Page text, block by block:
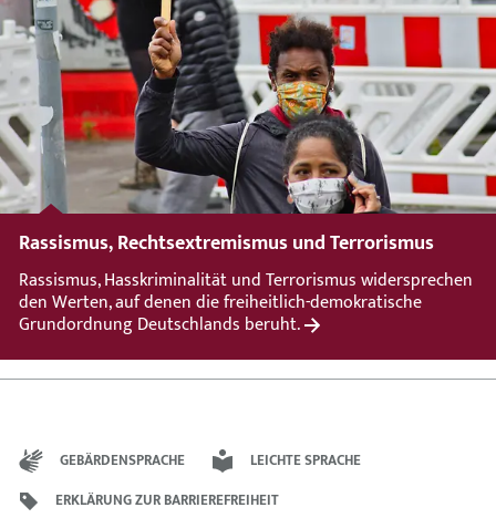
Rassismus, Rechtsextremismus und Terrorismus
Rassismus, Hasskriminalität und Terrorismus widersprechen
den Werten, auf denen die freiheitlich-demokratische
Grundordnung Deutschlands beruht.
GEBÄRDENSPRACHE
LEICHTE SPRACHE
ERKLÄRUNG ZUR BARRIEREFREIHEIT